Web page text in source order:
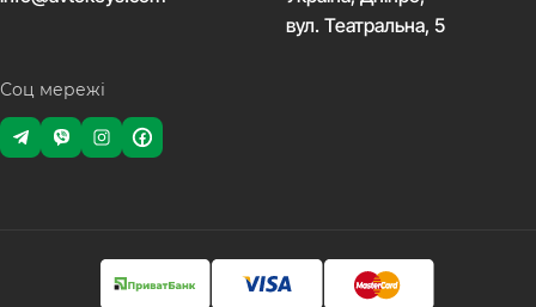
вул. Театральна, 5
Соц мережі